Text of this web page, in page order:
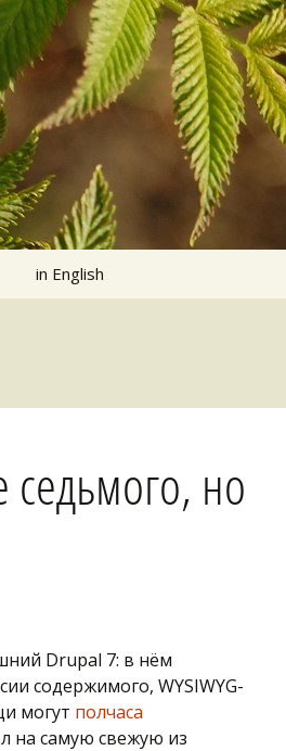
in English
но
Drupal 7: в нём
содержимого, WYSIWYG-
могут полчаса
на самую свежую из